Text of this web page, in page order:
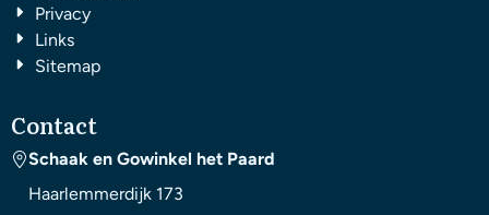
Privacy
Links
Sitemap
Contact
Schaak en Gowinkel het Paard
Haarlemmerdijk 173